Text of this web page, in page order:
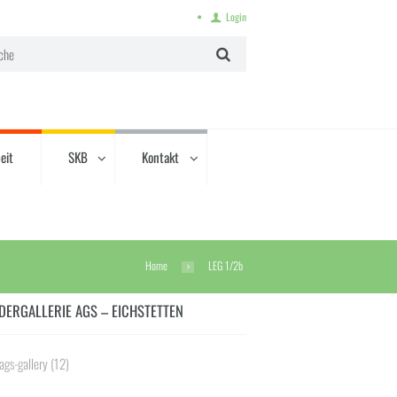
Login
SKB Kontakt
Home LEG 1/2b
AGS – EICHSTETTEN
ags-gallery (12)